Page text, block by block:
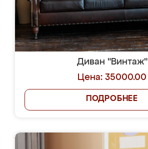
Диван "Винтаж"
Цена: 35000.00
ПОДРОБНЕЕ